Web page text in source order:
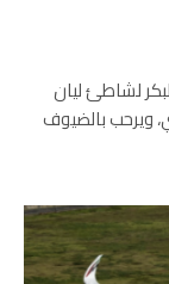
لشاطئ ليان
ويرحب بالضيوف